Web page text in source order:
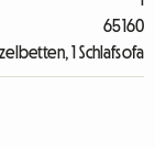
65160
1 Schlafsofa